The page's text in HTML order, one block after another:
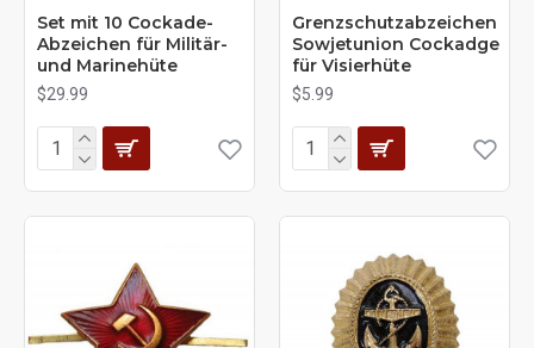
Set mit 10 Cockade-
Abzeichen für Militär-
und Marinehüte
$29.99
Grenzschutzabzeichen
Sowjetunion Cockadge
für Visierhüte
$5.99